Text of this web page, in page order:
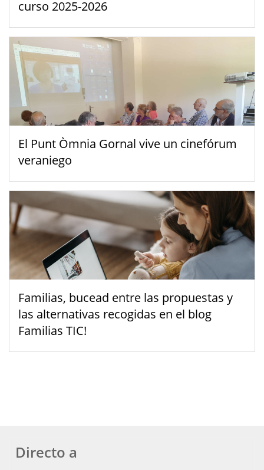
curso 2025-2026
El Punt Òmnia Gornal vive un cinefórum
veraniego
Familias, bucead entre las propuestas y
las alternativas recogidas en el blog
Familias TIC!
Directo a